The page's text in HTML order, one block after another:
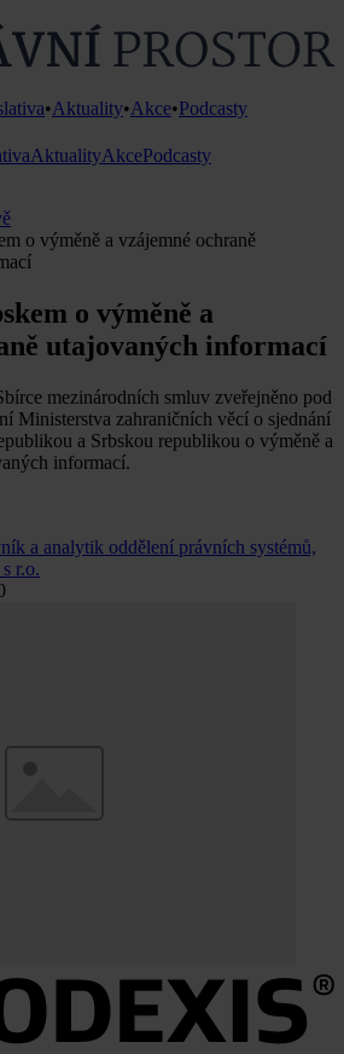
•Aktuality•Akce•Podcasty
AktualityAkcePodcasty
o výměně a vzájemné ochraně
o výměně a
utajovaných informací
mezinárodních smluv zveřejněno pod
Ministerstva zahraničních věcí o sjednání
a Srbskou republikou o výměně a
informací.
a analytik oddělení právních systémů,
r.o.